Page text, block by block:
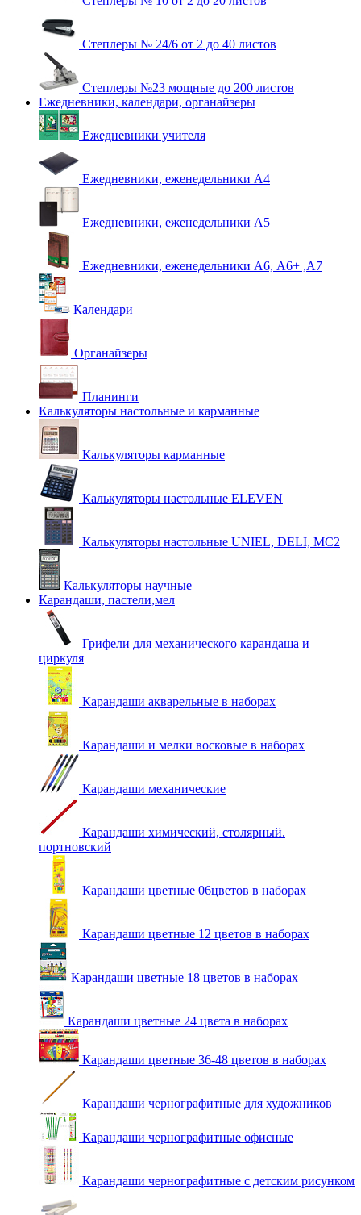
Степлеры № 24/6 от 2 до 40 листов
Степлеры №23 мощные до 200 листов
Ежедневники, календари, органайзеры
Ежедневники учителя
Ежедневники, еженедельники А4
Ежедневники, еженедельники А5
Ежедневники, еженедельники А6, А6+ ,А7
Календари
Органайзеры
Планинги
Калькуляторы настольные и карманные
Калькуляторы карманные
Калькуляторы настольные ELEVEN
Калькуляторы настольные UNIEL, DELI, MC2
Калькуляторы научные
Карандаши, пастели,мел
Грифели для механического карандаша и
циркуля
Карандаши акварельные в наборах
Карандаши и мелки восковые в наборах
Карандаши механические
Карандаши химический, столярный.
портновский
Карандаши цветные 06цветов в наборах
Карандаши цветные 12 цветов в наборах
Карандаши цветные 18 цветов в наборах
Карандаши цветные 24 цвета в наборах
Карандаши цветные 36-48 цветов в наборах
Карандаши чернографитные для художников
Карандаши чернографитные офисные
Карандаши чернографитные с детским рисунком